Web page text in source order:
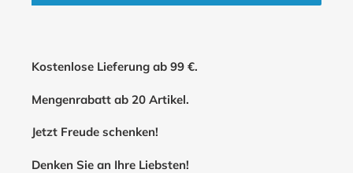
Kostenlose Lieferung ab 99 €.
Mengenrabatt ab 20 Artikel.
Jetzt Freude schenken!
Denken Sie an Ihre Liebsten!